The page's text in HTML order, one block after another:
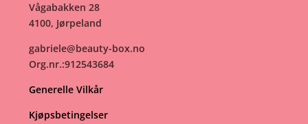
Vågabakken 28
4100, Jørpeland
gabriele@beauty-box.no
Org.nr.:912543684
Generelle Vilkår
Kjøpsbetingelser